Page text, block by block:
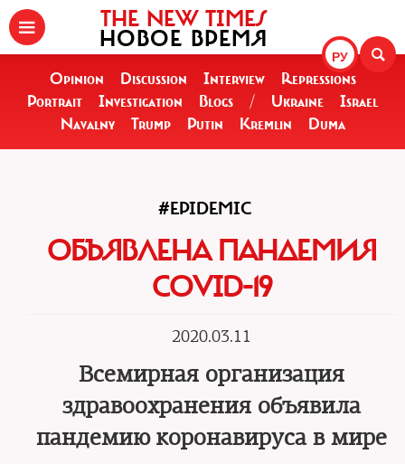
РУ
THE NEW TIMES
НОВОЕ ВРЕМЯ
Opinion Discussion Interview
Repressions
Portrait
Investigation Blogs / Ukraine
Israel
Navalny
Trump Putin Kremlin Duma
#EPIDEMIC
ОБЪЯВЛЕНА ПАНДЕМИЯ
COVID-19
2020.03.11
Всемирная организация
здравоохранения объявила
пандемию коронавируса в мире